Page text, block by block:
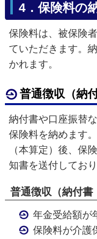
4．保険料の
保険料は、被保険
ていただきます。
かれます。
普通徴収（納
納付書や口座振替
保険料を納めます
（本算定）後、保
知書を送付しており
普通徴収（納付書
年金受給額が
保険料が介護